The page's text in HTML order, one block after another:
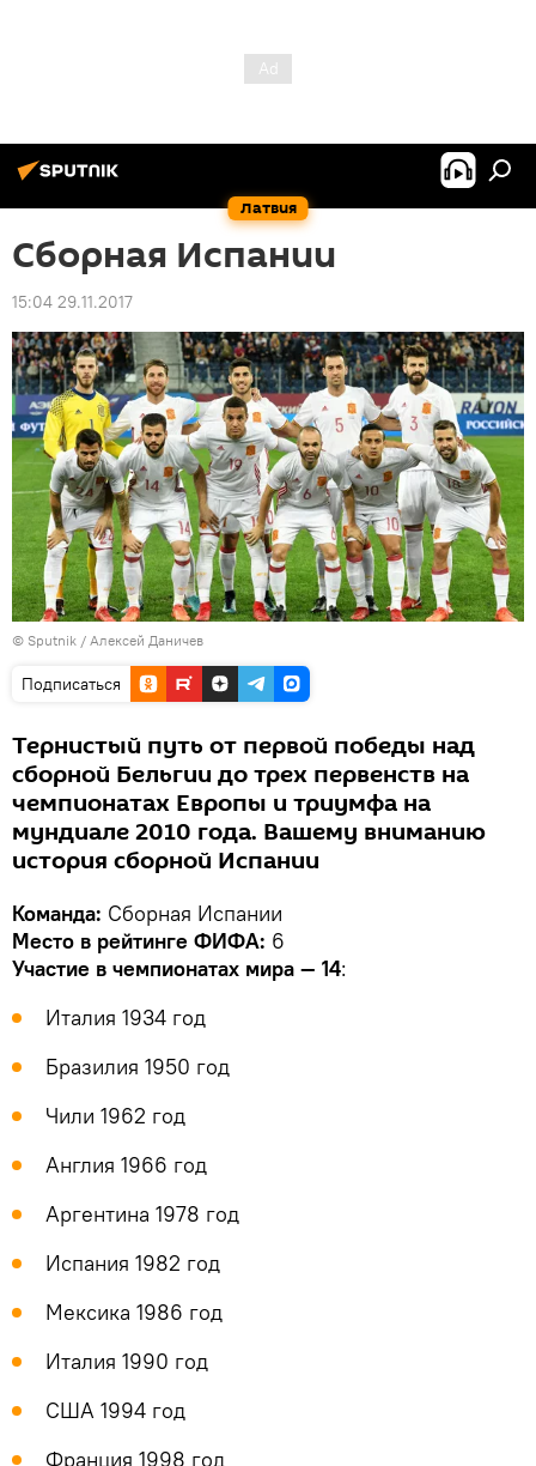
Латвия
Сборная Испании
15:04 29.11.2017
© Sputnik / Алексей Даничев
Подписаться
Тернистый путь от первой победы над
сборной Бельгии до трех первенств на
чемпионатах Европы и триумфа на
мундиале 2010 года. Вашему вниманию
история сборной Испании
Команда: Сборная Испании
Место в рейтинге ФИФА: 6
Участие в чемпионатах мира — 14:
Италия 1934 год
Бразилия 1950 год
Чили 1962 год
Англия 1966 год
Аргентина 1978 год
Испания 1982 год
Мексика 1986 год
Италия 1990 год
США 1994 год
Франция 1998 год